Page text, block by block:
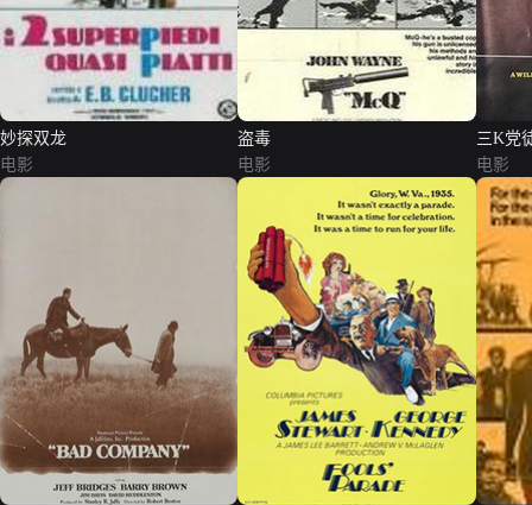
妙探双龙
电影
盗毒
电影
三K党
电影